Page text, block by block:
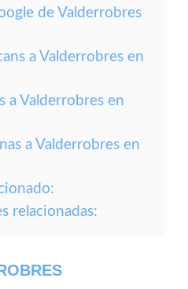
de Valderrobres
a Valderrobres en
a Valderrobres en
a Valderrobres en
relacionadas: